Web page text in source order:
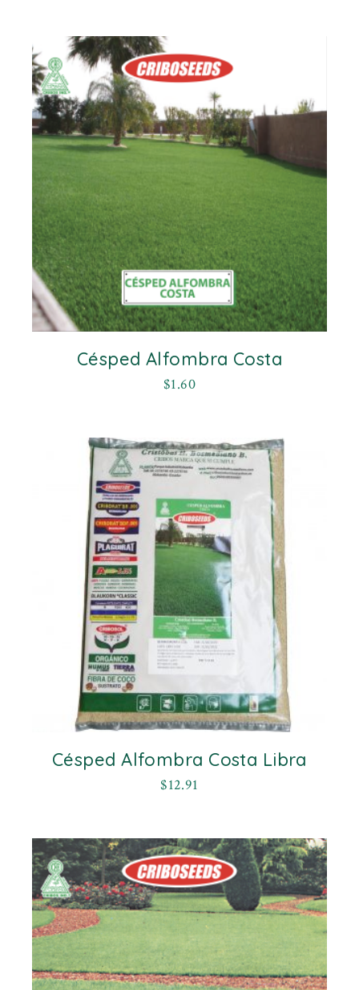
Césped Alfombra Costa
$1.60
Césped Alfombra Costa Libra
$12.91